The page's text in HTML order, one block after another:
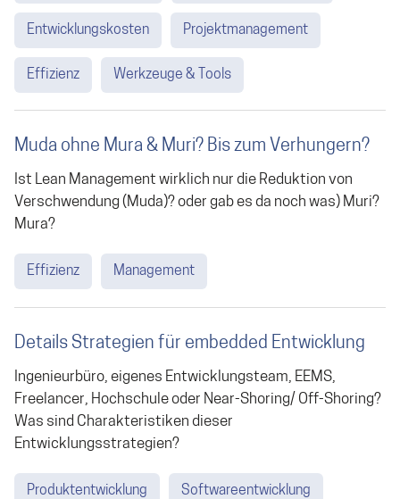
Entwicklungskosten Projektmanagement
Effizienz Werkzeuge & Tools
Muda ohne Mura & Muri? Bis zum Verhungern?
Ist Lean Management wirklich nur die Reduktion von
Verschwendung (Muda)? oder gab es da noch was) Muri?
Mura?
Effizienz Management
Details Strategien für embedded Entwicklung
Ingenieurbüro, eigenes Entwicklungsteam, EEMS,
Freelancer, Hochschule oder Near-Shoring/ Off-Shoring?
Was sind Charakteristiken dieser
Entwicklungsstrategien?
Produktentwicklung Softwareentwicklung